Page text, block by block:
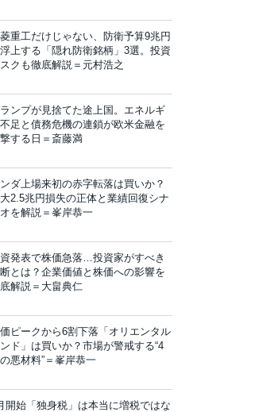
重工だけじゃない、防衛予算9兆円
上する「隠れ防衛銘柄」3選。投資
スクも徹底解説＝元村浩之
ランプが見捨てた途上国。エネルギ
足と債務危機の連鎖が欧米金融を
する日＝斎藤満
ダ上場来初の赤字転落は買いか？
2.5兆円損失の正体と業績回復シナ
オを解説＝峯岸恭一
発表で株価急落…投資家がすべき
とは？企業価値と株価への影響を
解説＝大畠典仁
ピークから6割下落「オリエンタル
ド」は買いか？市場が警戒する“4
悪材料”＝峯岸恭一
開始「独身税」は本当に増税ではな